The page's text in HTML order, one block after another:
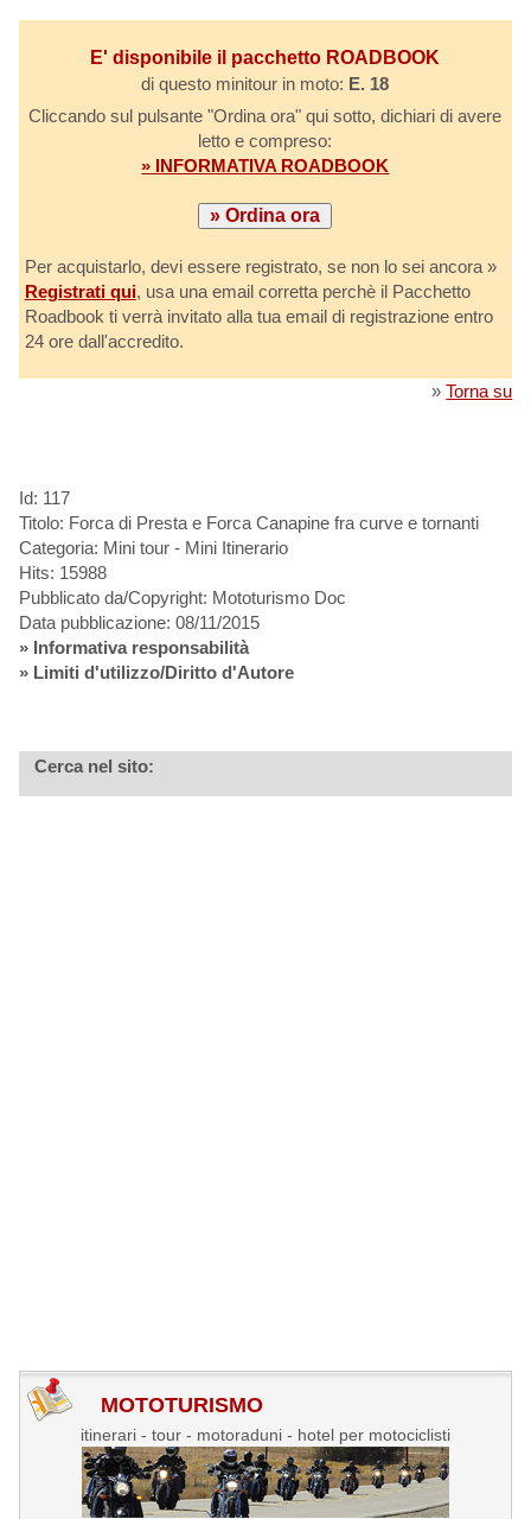
E' disponibile il pacchetto ROADBOOK
di questo minitour in moto: E. 18
Cliccando sul pulsante "Ordina ora" qui sotto, dichiari di avere
letto e compreso:
» INFORMATIVA ROADBOOK
Per acquistarlo, devi essere registrato, se non lo sei ancora »
Registrati qui, usa una email corretta perchè il Pacchetto
Roadbook ti verrà invitato alla tua email di registrazione entro
24 ore dall'accredito.
»Torna su
Id: 117
Titolo: Forca di Presta e Forca Canapine fra curve e tornanti
Categoria: Mini tour - Mini Itinerario
Hits: 15988
Pubblicato da/Copyright: Mototurismo Doc
Data pubblicazione: 08/11/2015
» Informativa responsabilità
» Limiti d'utilizzo/Diritto d'Autore
Cerca nel sito:
MOTOTURISMO
itinerari - tour - motoraduni - hotel per motociclisti